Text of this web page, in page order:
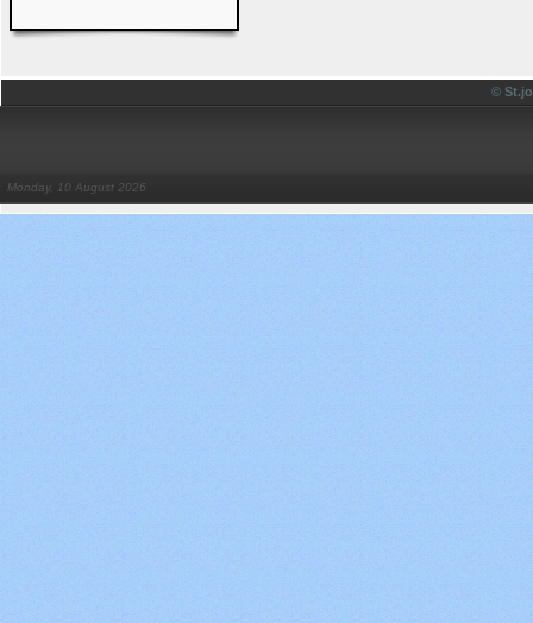
©
Monday, 10 August 2026